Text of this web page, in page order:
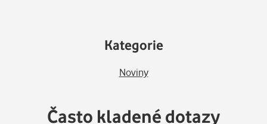
Kategorie
Noviny
Často kladené dotazy